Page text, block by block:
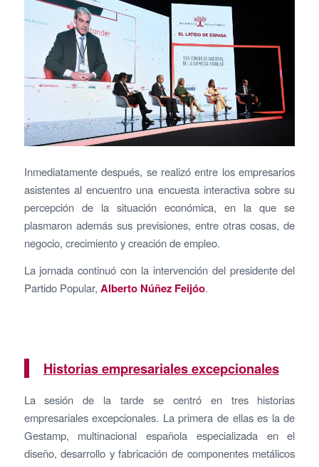
Inmediatamente después, se realizó entre los empresarios
asistentes al encuentro una encuesta interactiva sobre su
percepción de la situación económica, en la que se
plasmaron además sus previsiones, entre otras cosas, de
negocio, crecimiento y creación de empleo.
La jornada continuó con la intervención del presidente del
Partido Popular, Alberto Núñez Feijóo.
Historias empresariales excepcionales
La sesión de la tarde se centró en tres historias
empresariales excepcionales. La primera de ellas es la de
Gestamp, multinacional española especializada en el
diseño, desarrollo y fabricación de componentes metálicos